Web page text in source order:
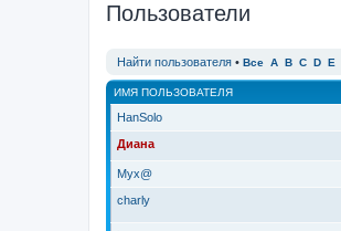
Пользователи
Найти пользователя • Все A B C D E
ИМЯ ПОЛЬЗОВАТЕЛЯ
HanSolo
Диана
Myx@
charly